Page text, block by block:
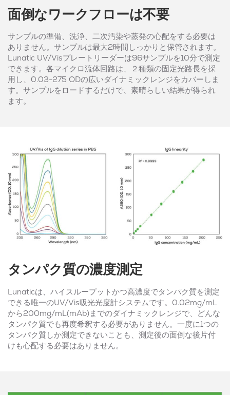
面倒なワークフローは不要
サンプルの準備、洗浄、二次汚染や蒸発の心配をする必要は
ありません。サンプルは最大2時間しっかりと保管されます。
Lunatic UV/Visプレートリーダーは96サンプルを10分で測定
できます。各マイクロ流体回路は、２種類の固定光路長を採
用し、0.03-275 ODの広いダイナミックレンジをカバーしま
す。サンプルをロードするだけで、素晴らしい結果が得られ
ます。
タンパク質の濃度測定
Lunaticは、ハイスループットかつ高濃度でタンパク質を測定
できる唯一のUV/Vis吸光光度計システムです。0.02mg/mL
から200mg/mL(mAb)までのダイナミックレンジで、どんな
タンパク質でも再度希釈する必要がありません。一度に1つの
タンパク質しか測定できないことも、測定後の面倒な後片付
けも心配する必要はありません。